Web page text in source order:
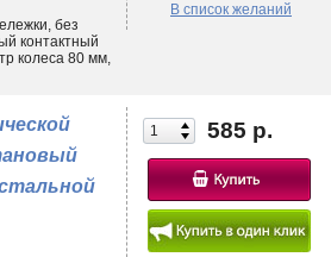
В список желаний
без
контактный
колеса 80 мм,
585 р.